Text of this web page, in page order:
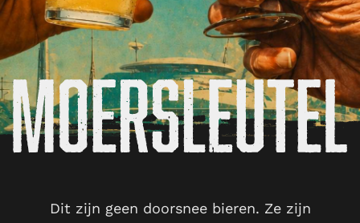
Dit zijn geen doorsnee bieren. Ze zijn